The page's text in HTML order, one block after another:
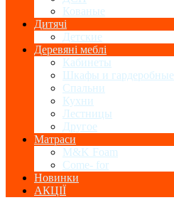
Кованые
Дитячі
Детские
Деревяні меблі
Кабинеты
Шкафы и гардеробные
Спальни
Кухни
Лестницы
Другое
Матраси
M&K Foam
Come- for
Новинки
АКЦІЇ